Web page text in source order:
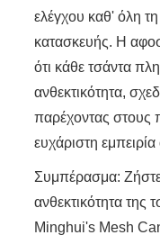
ελέγχου καθ' όλη τη
κατασκευής. Η
ότι κάθε τσάντα
ανθεκτικότητα,
παρέχοντας στους
ευχάριστη
Συμπέρασμα: Ζήστε
ανθεκτικότητα της
Minghui's Mesh